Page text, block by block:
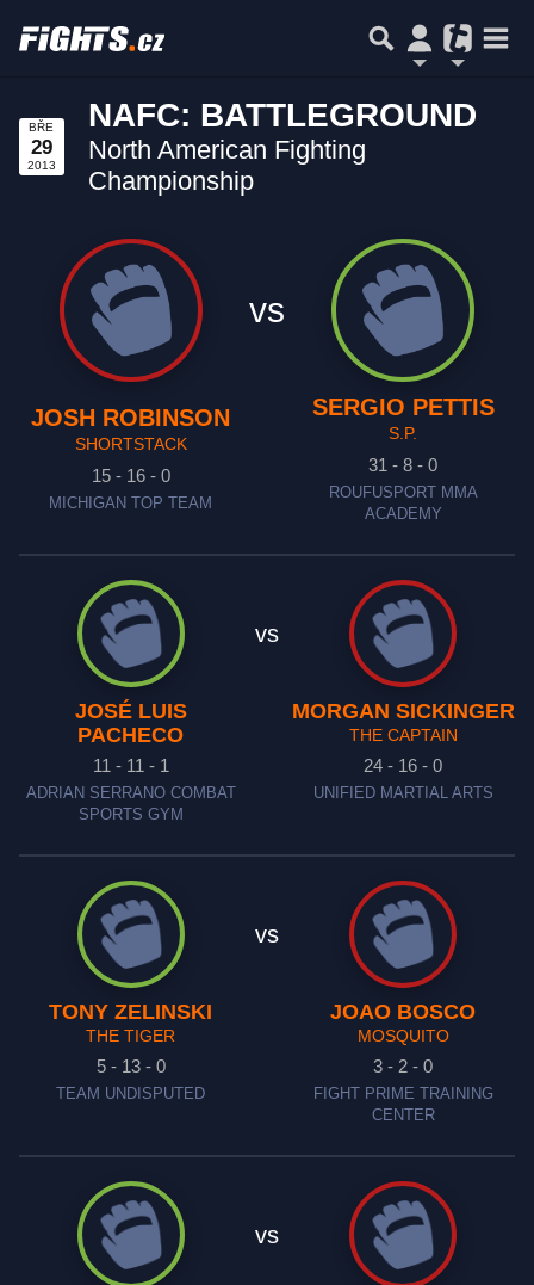
BŘE
29
2013
NAFC: BATTLEGROUND
North American Fighting
Championship
JOSH ROBINSON
SHORTSTACK
15 - 16 - 0
MICHIGAN TOP TEAM
vs
SERGIO PETTIS
S.P.
31 - 8 - 0
ROUFUSPORT MMA
ACADEMY
JOSÉ LUIS
PACHECO
11 - 11 - 1
ADRIAN SERRANO COMBAT
SPORTS GYM
vs
MORGAN SICKINGER
THE CAPTAIN
24 - 16 - 0
UNIFIED MARTIAL ARTS
TONY ZELINSKI
THE TIGER
5 - 13 - 0
TEAM UNDISPUTED
vs
JOAO BOSCO
MOSQUITO
3 - 2 - 0
FIGHT PRIME TRAINING
CENTER
vs